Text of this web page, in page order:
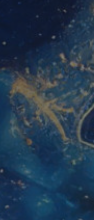
Google LLC
.panoramacosmetico.it
.panoramacosmetico.it
CookieScript
www.panoramacosmetico.it